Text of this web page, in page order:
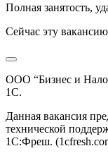
Полная занятость,
Сейчас эту вакансию
ООО “Бизнес и
1С.
Данная вакансия
технической
1С:Фреш.